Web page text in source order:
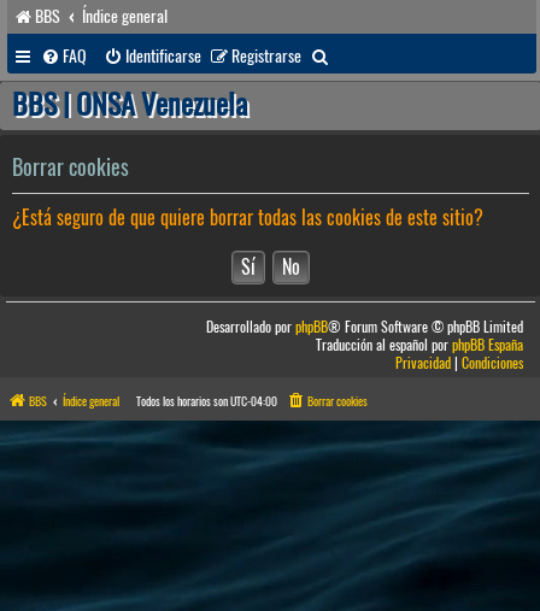
BBS
Índice general
FAQ
Identificarse Registrarse
u
a
r
BBS | ONSA Venezuela
Borrar cookies
¿Está seguro de que quiere borrar todas las cookies de este sitio?
Desarrollado porphpBB® Forum Software © phpBB Limited
Traducción al español porphpBB España
Privacidad|Condiciones
BBS Índice general Todos los horarios sonUTC-04:00 Borrar cookies